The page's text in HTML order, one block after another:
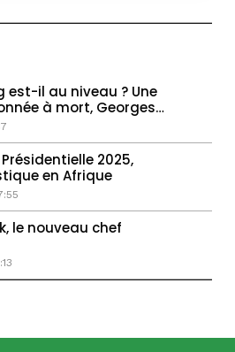
est-il au niveau ? Une
à mort, Georges
main...
2025,
en Afrique
le nouveau chef